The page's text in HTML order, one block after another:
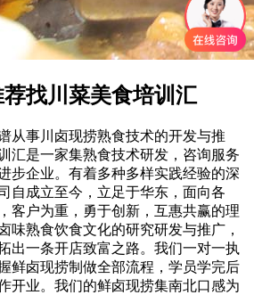
找川菜美食培训汇
从事川卤现捞熟食技术的开发与推
汇是一家集熟食技术研发，咨询服务
步企业。有着多种多样实践经验的深
自成立至今，立足于华东，面向各
客户为重，勇于创新，互惠共赢的理
味熟食饮食文化的研究研发与推广，
出一条开店致富之路。我们一对一执
鲜卤现捞制做全部流程，学员学完后
开业。我们的鲜卤现捞集南北口感为